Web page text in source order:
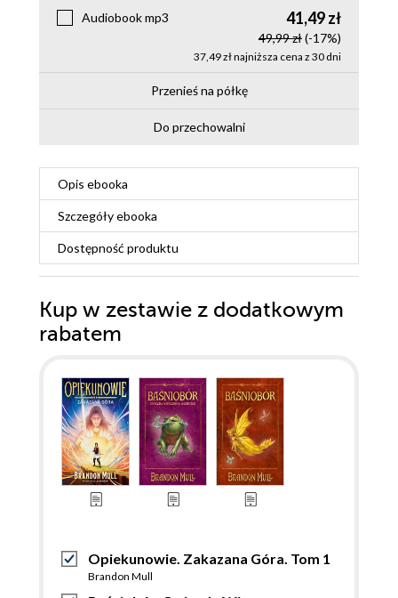
Audiobook mp3 41,49 zł
49,99 zł(-17%)
37,49 zł najniższa cena z 30 dni
Przenieś na półkę
Do przechowalni
Opis ebooka
Szczegółyebooka
Dostępność produktu
Kup w zestawie z dodatkowym
rabatem
Opiekunowie. Zakazana Góra. Tom 1
Brandon Mull